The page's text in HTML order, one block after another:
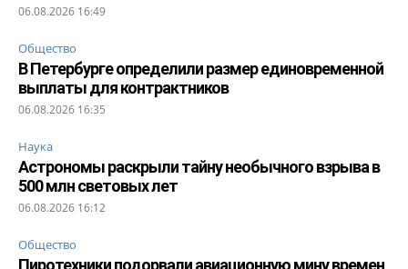
06.08.2026 16:49
Общество
В Петербурге определили размер единовременной
выплаты для контрактников
06.08.2026 16:35
Наука
Астрономы раскрыли тайну необычного взрыва в
500 млн световых лет
06.08.2026 16:12
Общество
Пиротехники подорвали авиационную мину времен